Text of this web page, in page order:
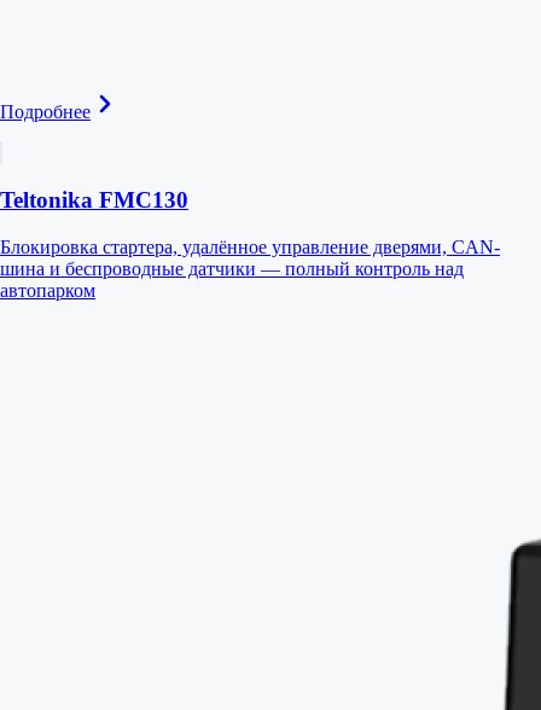
Подробнее
Teltonika FMC130
Блокировка стартера, удалённое управление дверями, CAN-
шина и беспроводные датчики — полный контроль над
автопарком